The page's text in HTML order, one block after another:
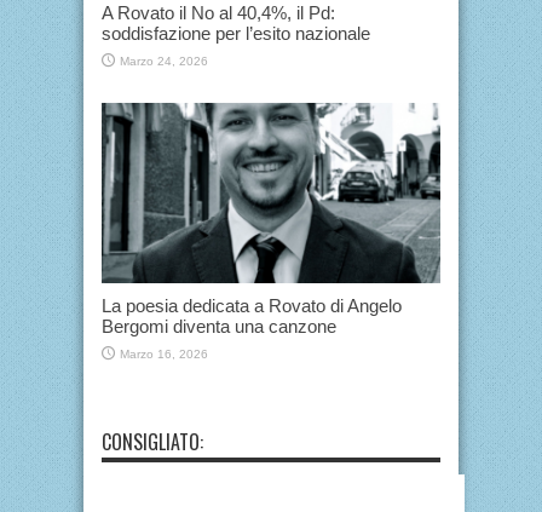
A Rovato il No al 40,4%, il Pd:
soddisfazione per l’esito nazionale
Marzo 24, 2026
La poesia dedicata a Rovato di Angelo
Bergomi diventa una canzone
Marzo 16, 2026
CONSIGLIATO: